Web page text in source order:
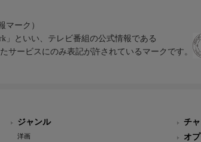
マーク）
」といい、テレビ番組の公式情報である
サービスにのみ表記が許されているマークです。
ジャンル
洋画
チ
オ